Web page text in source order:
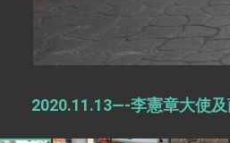
臺美經貿談判獲階段性成果 卓揆期勉爭
卓揆：臺美關稅談判階段性結果有助臺
外交部長林佳龍主持第35次「參與亞太
2020.11.13—-李憲章大使